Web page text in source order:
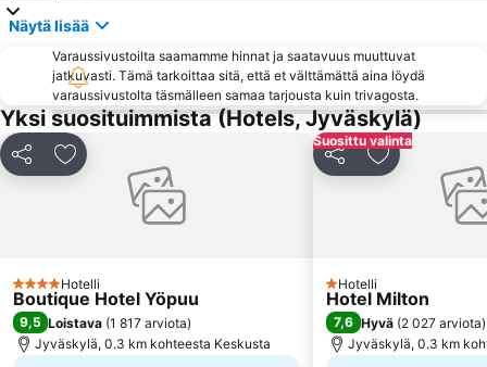
Näytä lisää
Varaussivustoilta saamamme hinnat ja saatavuus muuttuvat
jatkuvasti. Tämä tarkoittaa sitä, että et välttämättä aina löydä
varaussivustolta täsmälleen samaa tarjousta kuin trivagosta.
Yksi suosituimmista (Hotels, Jyväskylä)
Jaa Lisää suosikkeihin
4 Tähtiluokitus
Hotelli
Boutique Hotel Yöpuu
9,5 Loistava (1 817 arviota)
Jyväskylä, 0.3 km kohteesta Keskusta
Suosittu valinta
Jaa Lisää
1 Tähtiluokitus
Hotelli
Hotel Milton
7,6 Hyvä (2 027 arviota)
Jyväskylä, 0.3 km